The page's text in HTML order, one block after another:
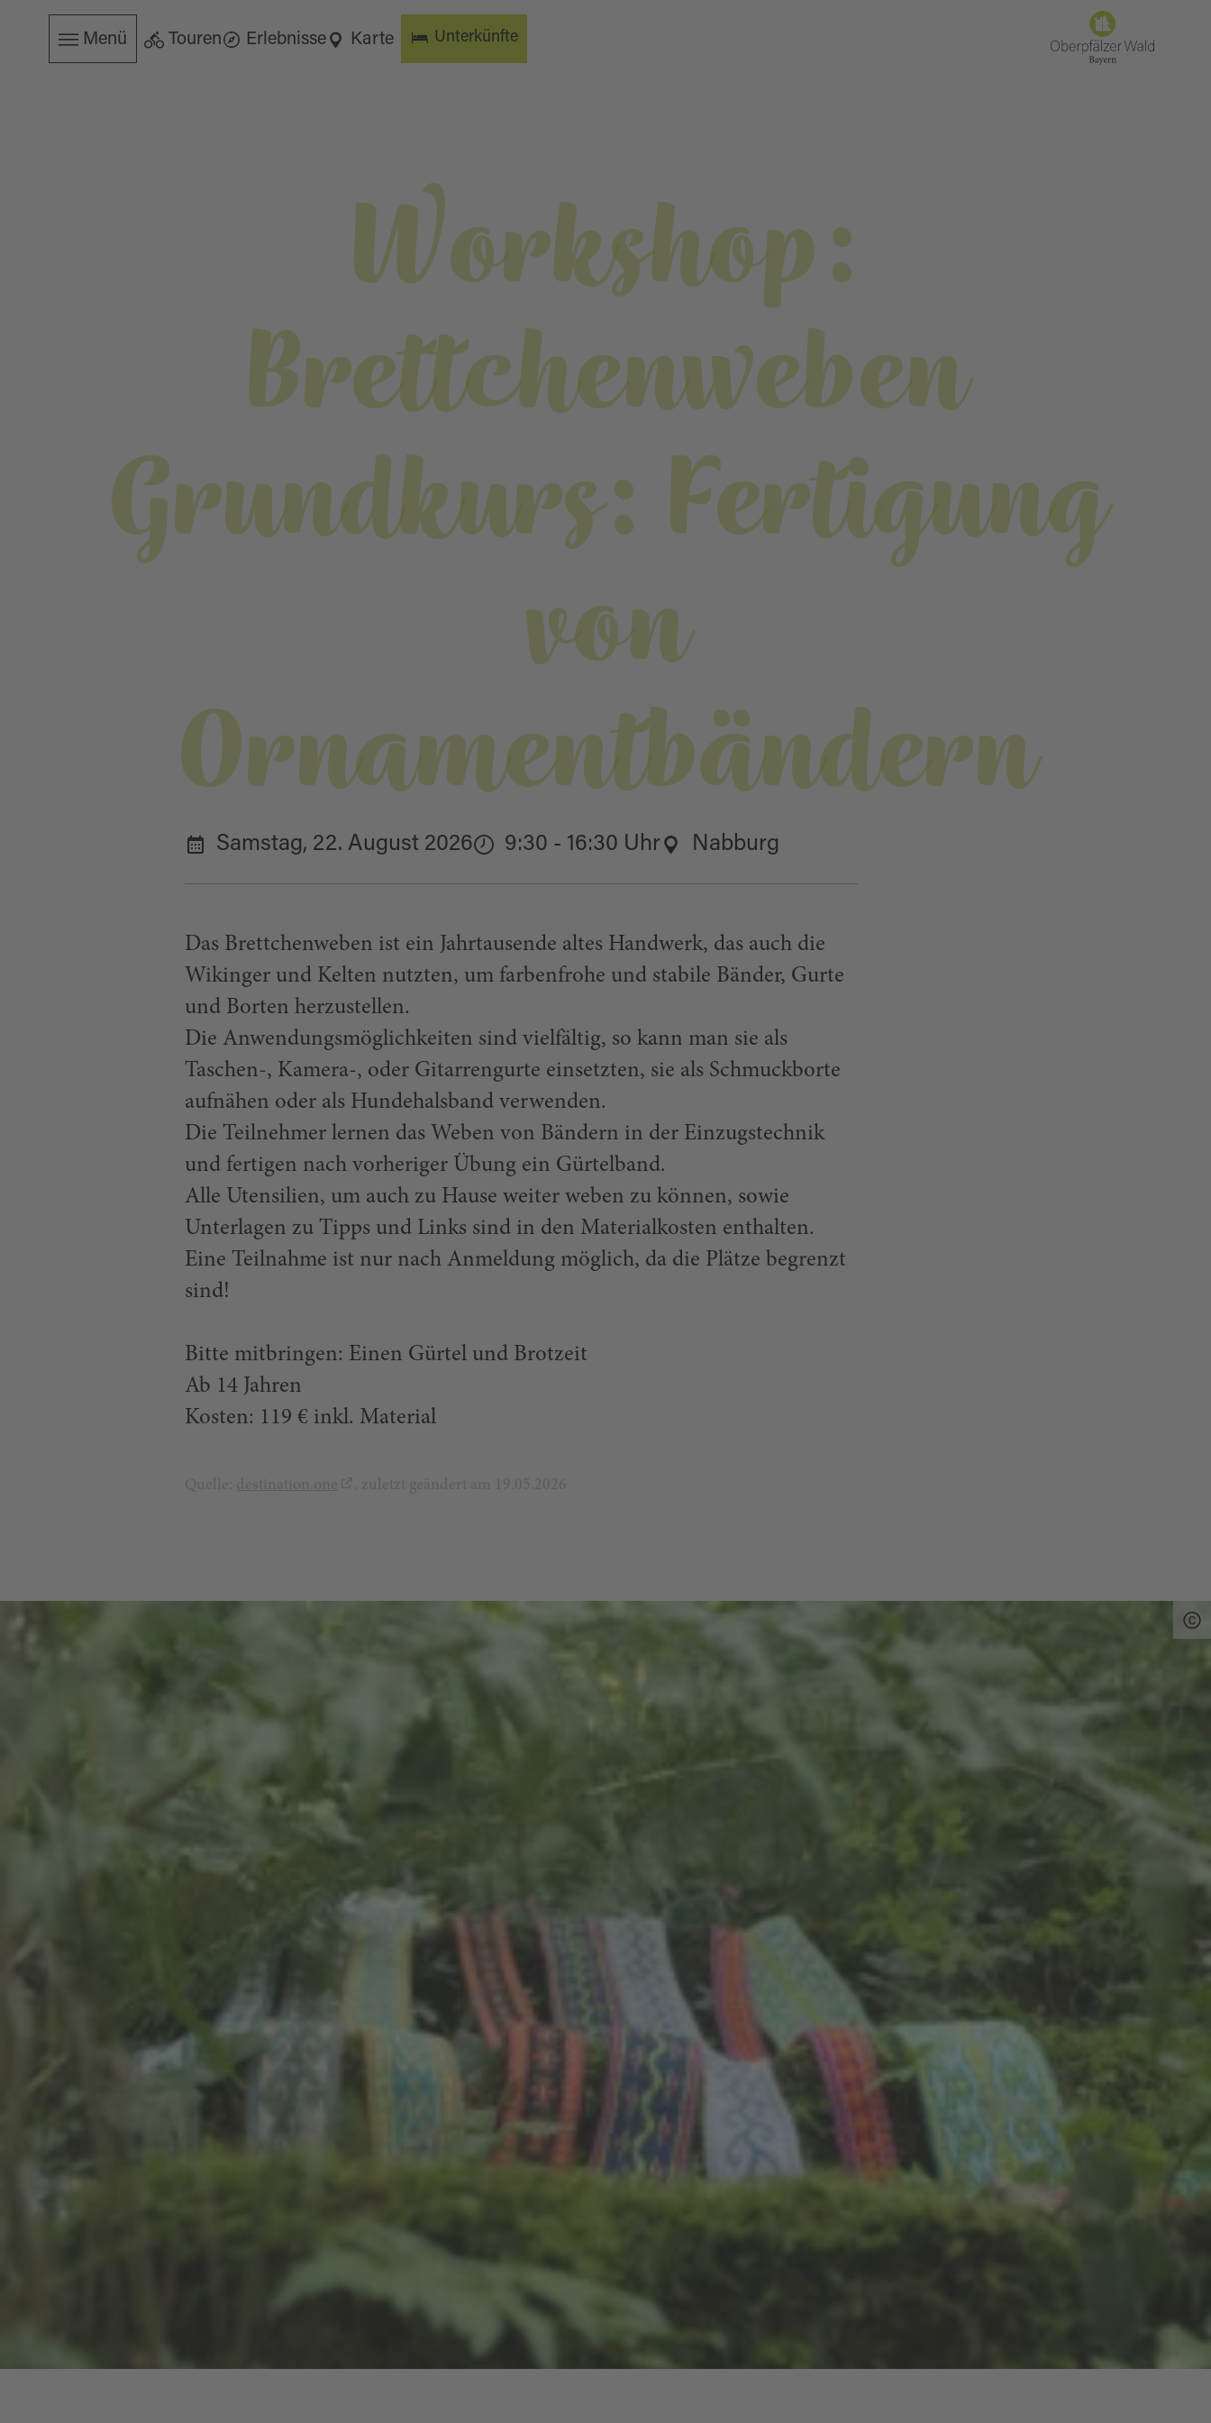
Menü Touren Erlebnisse Karte Unterkünfte
Workshop:
Brettchenweben
Grundkurs: Fertigung
von
Ornamentbändern
Samstag, 22. August 2026 9:30 - 16:30 Uhr Nabburg
Das Brettchenweben ist ein Jahrtausende altes Handwerk, das auch die
Wikinger und Kelten nutzten, um farbenfrohe und stabile Bänder, Gurte
und Borten herzustellen.
Die Anwendungsmöglichkeiten sind vielfältig, so kann man sie als
Taschen-, Kamera-, oder Gitarrengurte einsetzten, sie als Schmuckborte
aufnähen oder als Hundehalsband verwenden.
Die Teilnehmer lernen das Weben von Bändern in der Einzugstechnik
und fertigen nach vorheriger Übung ein Gürtelband.
Alle Utensilien, um auch zu Hause weiter weben zu können, sowie
Unterlagen zu Tipps und Links sind in den Materialkosten enthalten.
Eine Teilnahme ist nur nach Anmeldung möglich, da die Plätze begrenzt
sind!
Bitte mitbringen: Einen Gürtel und Brotzeit
Ab 14 Jahren
Kosten: 119 € inkl. Material